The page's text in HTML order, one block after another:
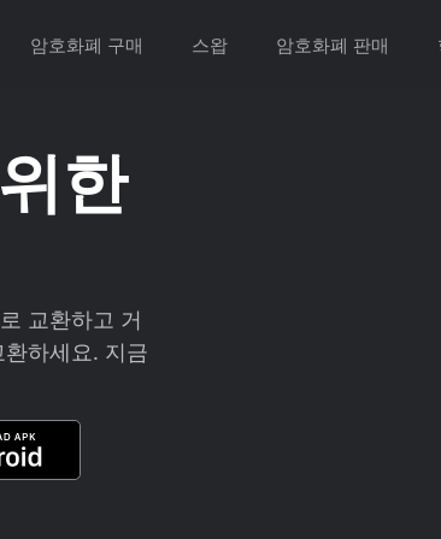
암호화폐 구매 스왑 암호화폐 판매
한
교환하고 거
하세요. 지금